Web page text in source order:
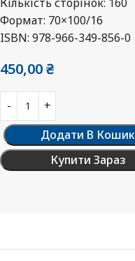
Формат: 70×100/16
ISBN: 978-966-349-856-0
450,00₴
Додати В Кошик
Купити Зараз